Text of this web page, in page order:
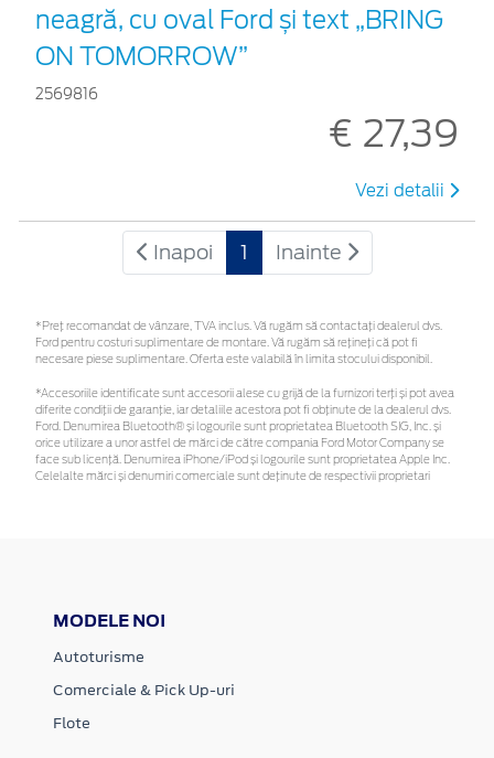
neagră, cu oval Ford și text „BRING
ON TOMORROW”
2569816
€ 27,39
Vezi detalii
Inapoi 1 Inainte
*Preţ recomandat de vânzare, TVA inclus. Vă rugăm să contactaţi dealerul dvs.
Ford pentru costuri suplimentare de montare. Vă rugăm să rețineți că pot fi
necesare piese suplimentare. Oferta este valabilă în limita stocului disponibil.
*Accesoriile identificate sunt accesorii alese cu grijă de la furnizori terți și pot avea
diferite condiții de garanție, iar detaliile acestora pot fi obținute de la dealerul dvs.
Ford. Denumirea Bluetooth® și logourile sunt proprietatea Bluetooth SIG, Inc. și
orice utilizare a unor astfel de mărci de către compania Ford Motor Company se
face sub licență. Denumirea iPhone/iPod și logourile sunt proprietatea Apple Inc.
Celelalte mărci și denumiri comerciale sunt deținute de respectivii proprietari
MODELE NOI
Autoturisme
Comerciale & Pick Up-uri
Flote